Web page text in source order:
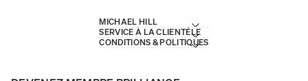
MICHAEL HILL
SERVICE À LA CLIENTÈLE
CONDITIONS & POLITIQUES